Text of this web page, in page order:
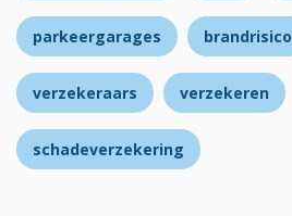
parkeergarages brandrisico
verzekeraars verzekeren
schadeverzekering